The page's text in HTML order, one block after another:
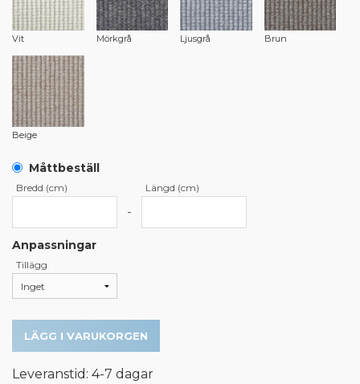
Vit Mörkgrå Ljusgrå Brun
Beige
Måttbeställ
Bredd (cm)
-
Längd (cm)
Anpassningar
Tillägg
LÄGG I VARUKORGEN
Leveranstid: 4-7 dagar